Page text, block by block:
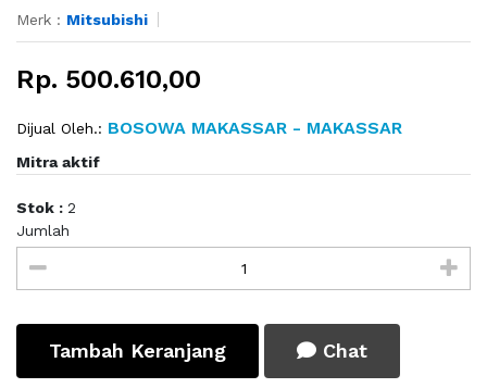
Merk : Mitsubishi
Rp. 500.610,00
Dijual Oleh.: BOSOWA MAKASSAR - MAKASSAR
Mitra aktif
Stok : 2
Jumlah
Tambah Keranjang Chat